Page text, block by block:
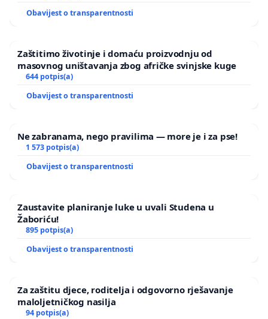
Obavijest o transparentnosti
Zaštitimo životinje i domaću proizvodnju od
masovnog uništavanja zbog afričke svinjske kuge
644 potpis(a)
Obavijest o transparentnosti
Ne zabranama, nego pravilima — more je i za pse!
1 573 potpis(a)
Obavijest o transparentnosti
Zaustavite planiranje luke u uvali Studena u
Žaboriću!
895 potpis(a)
Obavijest o transparentnosti
Za zaštitu djece, roditelja i odgovorno rješavanje
maloljetničkog nasilja
94 potpis(a)